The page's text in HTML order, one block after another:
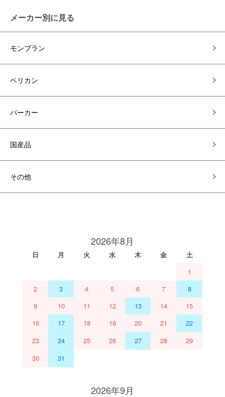
メーカー別に見る
モンブラン
ペリカン
パーカー
国産品
その他
2026年8月
日 月 火 水 木 金
土
1
2
3 4 5 6 7
8
9
10 11 12 13 14
15
16
17 18 19 20 21
22
23
24 25 26 27 28
29
30
31
2026年9月